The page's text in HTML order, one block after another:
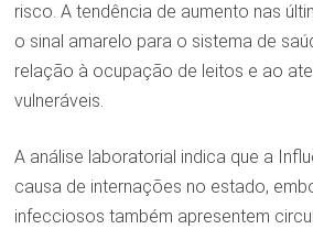
risco. A tendência de aumento nas
o sinal amarelo para o sistema de
relação à ocupação de leitos e ao
vulneráveis.
A análise laboratorial indica que a
causa de internações no estado,
infecciosos também apresentem